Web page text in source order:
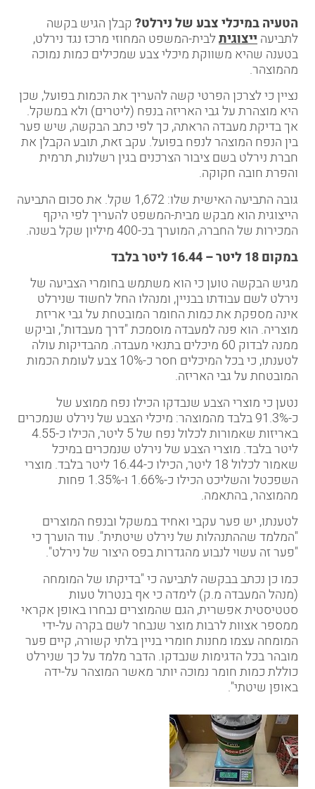
הטעיה במיכלי צבע של נירלט?קבלן הגיש בקשה
לתביעהייצוגיתלבית-המשפט המחוזי מרכז נגד נירלט,
בטענה שהיא משווקת מיכלי צבע שמכילים כמות נמוכה
מהמוצהר.
נציין כי לצרכן הפרטי קשה להעריך את הכמות בפועל, שכן
היא מוצהרת על גבי האריזה בנפח (ליטרים) ולא במשקל.
אך בדיקת מעבדה הראתה, כך לפי כתב הבקשה, שיש פער
בין הנפח המוצהר לנפח בפועל. עקב זאת, תובע הקבלן את
חברת נירלט בשם ציבור הצרכנים בגין רשלנות, תרמית
והפרת חובה חקוקה.
גובה התביעה האישית שלו: 1,672 שקל. את סכום התביעה
הייצוגית הוא מבקש מבית-המשפט להעריך לפי היקף
המכירות של החברה, המוערך בכ-400 מיליון שקל בשנה.
במקום 18 ליטר – 16.44 ליטר בלבד
מגיש הבקשה טוען כי הוא משתמש בחומרי הצביעה של
נירלט לשם עבודתו בבניין, ומנהלו החל לחשוד שנירלט
אינה מספקת את כמות החומר המובטחת על גבי אריזת
מוצריה. הוא פנה למעבדה מוסמכת "דרך מעבדות", וביקש
ממנה לבדוק 60 מיכלים בתנאי מעבדה. מהבדיקות עולה
לטענתו, כי בכל המיכלים חסר כ-10% צבע לעומת הכמות
המובטחת על גבי האריזה.
נטען כי מוצרי הצבע שנבדקו הכילו נפח ממוצע של
כ-91.3% בלבד מהמוצהר: מיכלי הצבע של נירלט שנמכרים
באריזות שאמורות לכלול נפח של 5 ליטר, הכילו כ-4.55
ליטר בלבד. מוצרי הצבע של נירלט שנמכרים במיכל
שאמור לכלול 18 ליטר, הכילו כ-16.44 ליטר בלבד. מוצרי
השפכטל והשליכט הכילו כ-1.66% ו-1.35% פחות
מהמוצהר, בהתאמה.
לטענתו, יש פער עקבי ואחיד במשקל ובנפח המוצרים
"המלמד שההתנהלות של נירלט שיטתית". עוד הוערך כי
"פער זה עשוי לנבוע מהגדרות בפס היצור של נירלט".
כמו כן נכתב בבקשה לתביעה כי "בדיקתו של המומחה
(מנהל המעבדה מ.ק) לימדה כי אף בנטרול טעות
סטטיסטית אפשרית, הגם שהמוצרים נבחרו באופן אקראי
ממספר אצוות לרבות מוצר שנבחר לשם בקרה על-ידי
המומחה עצמו מחנות חומרי בניין בלתי קשורה, קיים פער
מובהר בכל הדגימות שנבדקו. הדבר מלמד על כך שנירלט
כוללת כמות חומר נמוכה יותר מאשר המוצהר על-ידה
באופן שיטתי".